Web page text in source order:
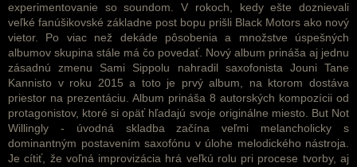
experimentovanie so soundom. V rokoch, kedy ešte doznievali
veľké fanúšikovské základne post bopu prišli Black Motors ako nový
vietor. Po viac než dekáde pôsobenia a množstve úspešných
albumov skupina stále má čo povedať. Nový album prináša aj jednu
zásadnú zmenu Sami Sippolu nahradil saxofonista Jouni Tane
Kannisto v roku 2015 a toto je prvý album, na ktorom dostáva
priestor na prezentáciu. Album prináša 8 autorských kompozícii od
protagonistov, ktoré si opäť hľadajú svoje originálne miesto. But Not
Willingly - úvodná skladba začína veľmi melancholicky s
dominantným postavením saxofónu v úlohe melodického nástroja.
Je cítiť, že voľná improvizácia hrá veľkú rolu pri procese tvorby, aj